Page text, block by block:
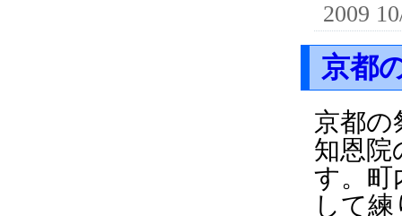
2009
京都
京都の
知恩院
す。町
して